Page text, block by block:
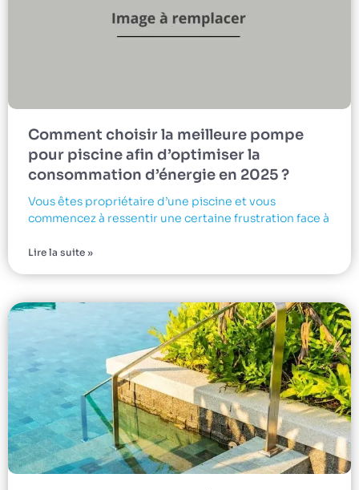
Comment choisir la meilleure pompe
pour piscine afin d’optimiser la
consommation d’énergie en 2025 ?
Vous êtes propriétaire d’une piscine et vous
commencez à ressentir une certaine frustration face à
Lire la suite »